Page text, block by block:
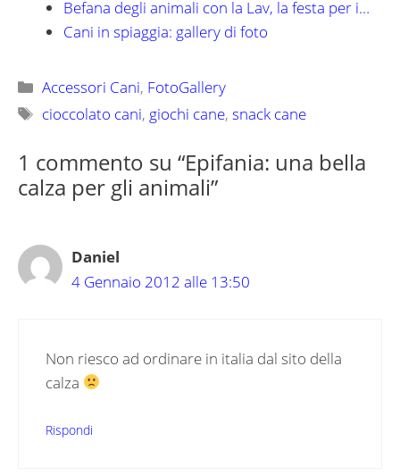
Befana degli animali con la Lav, la festa per i…
Cani in spiaggia: gallery di foto
Categorie
Accessori Cani, FotoGallery
Tag
cioccolato cani, giochi cane,snack cane
1 commento su “Epifania: una bella
calza per gli animali”
Daniel
4 Gennaio 2012 alle 13:50
Non riesco ad ordinare in italia dal sito della
calza
Rispondi